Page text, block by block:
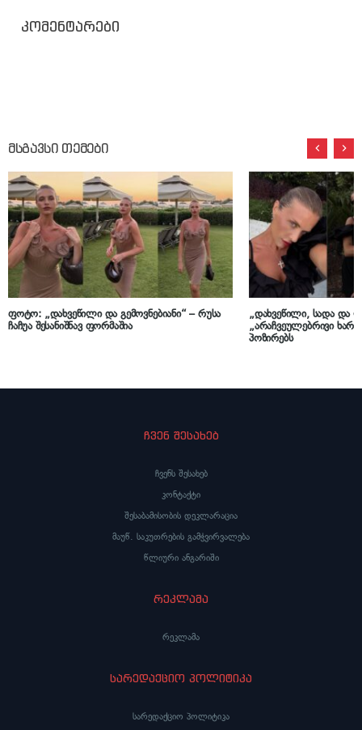
კომენტარები
მსგავსი თემები
ფოტო: „დახვეწილი და გემოვნებიანი“ – რუსა
ჩაჩუა შესანიშნავ ფორმაშია
„დახვეწილი, სადა და
„არაჩვეულებრივი ხარ“
პოზირებს
ჩვენ შესახებ
ჩვენს შესახებ
კონტაქტი
შესაბამისობის დეკლარაცია
მაუწ. საკუთრების გამჭვირვალება
წლიური ანგარიში
რეკლამა
რეკლამა
სარედაქციო პოლიტიკა
სარედაქციო პოლიტიკა